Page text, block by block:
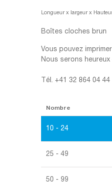
Longueur x largeur x
Boîtes cloches brun
Vous pouvez
Nous serons
Tél. +41 32 864 04 44
Nombre
10 - 24
25 - 49
50 - 99